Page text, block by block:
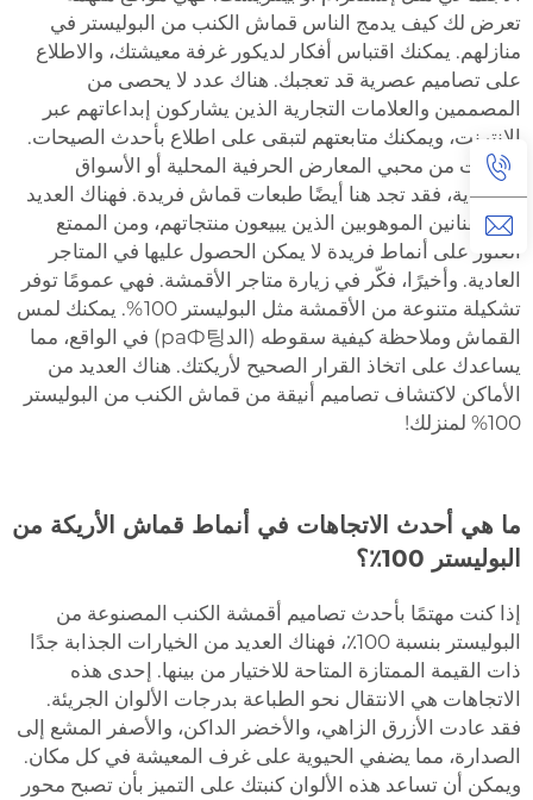
تعرض لك كيف يدمج الناس قماش الكنب من البوليستر في
منازلهم. يمكنك اقتباس أفكار لديكور غرفة معيشتك، والاطلاع
على تصاميم عصرية قد تعجبك. هناك عدد لا يحصى من
المصممين والعلامات التجارية الذين يشاركون إبداعاتهم عبر
الإنترنت، ويمكنك متابعتهم لتبقى على اطلاع بأحدث الصيحات.
إذا كنت من محبي المعارض الحرفية المحلية أو الأسواق
التقليدية، فقد تجد هنا أيضًا طبعات قماش فريدة. فهناك العديد
من الفنانين الموهوبين الذين يبيعون منتجاتهم، ومن الممتع
العثور على أنماط فريدة لا يمكن الحصول عليها في المتاجر
العادية. وأخيرًا، فكّر في زيارة متاجر الأقمشة. فهي عمومًا توفر
تشكيلة متنوعة من الأقمشة مثل البوليستر 100%. يمكنك لمس
القماش وملاحظة كيفية سقوطه (الدраФ팅) في الواقع، مما
يساعدك على اتخاذ القرار الصحيح لأريكتك. هناك العديد من
الأماكن لاكتشاف تصاميم أنيقة من قماش الكنب من البوليستر
100% لمنزلك!
ما هي أحدث الاتجاهات في أنماط قماش الأريكة من
البوليستر 100٪؟
إذا كنت مهتمًا بأحدث تصاميم أقمشة الكنب المصنوعة من
البوليستر بنسبة 100٪، فهناك العديد من الخيارات الجذابة جدًا
ذات القيمة الممتازة المتاحة للاختيار من بينها. إحدى هذه
الاتجاهات هي الانتقال نحو الطباعة بدرجات الألوان الجريئة.
فقد عادت الأزرق الزاهي، والأخضر الداكن، والأصفر المشع إلى
الصدارة، مما يضفي الحيوية على غرف المعيشة في كل مكان.
ويمكن أن تساعد هذه الألوان كنبتك على التميز بأن تصبح محور